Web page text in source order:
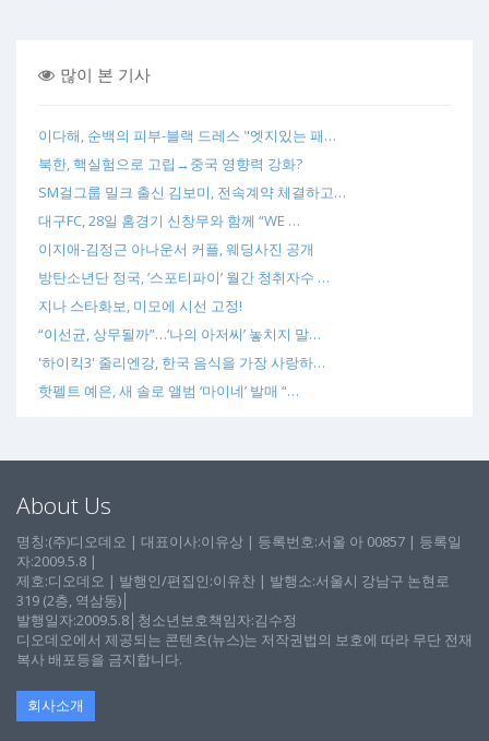
많이 본 기사
이다해, 순백의 피부-블랙 드레스 "엣지있는 패…
북한, 핵실험으로 고립→중국 영향력 강화?
SM걸그룹 밀크 출신 김보미, 전속계약 체결하고…
대구FC, 28일 홈경기 신창무와 함께 “WE …
이지애-김정근 아나운서 커플, 웨딩사진 공개
방탄소년단 정국, ‘스포티파이’ 월간 청취자수 …
지나 스타화보, 미모에 시선 고정!
“이선균, 상무될까”…‘나의 아저씨’ 놓치지 말…
'하이킥3' 줄리엔강, 한국 음식을 가장 사랑하…
핫펠트 예은, 새 솔로 앨범 ‘마이네’ 발매 “…
About Us
명칭:(주)디오데오 | 대표이사:이유상 | 등록번호:서울 아 00857 | 등록일
자:2009.5.8 |
제호:디오데오 | 발행인/편집인:이유찬 | 발행소:서울시 강남구 논현로
319 (2층, 역삼동)│
발행일자:2009.5.8│청소년보호책임자:김수정
디오데오에서 제공되는 콘텐츠(뉴스)는 저작권법의 보호에 따라 무단 전재
복사 배포등을 금지합니다.
회사소개